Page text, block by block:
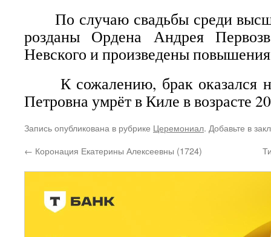
По случаю свадьбы среди
розданы Ордена Андрея
Невского и произведены
К сожалению, брак оказался
Петровна умрёт в Киле в возрасте
Запись опубликована в рубрике Церемониал. Добавьте в
← Коронация Екатерины Алексеевны (1724)